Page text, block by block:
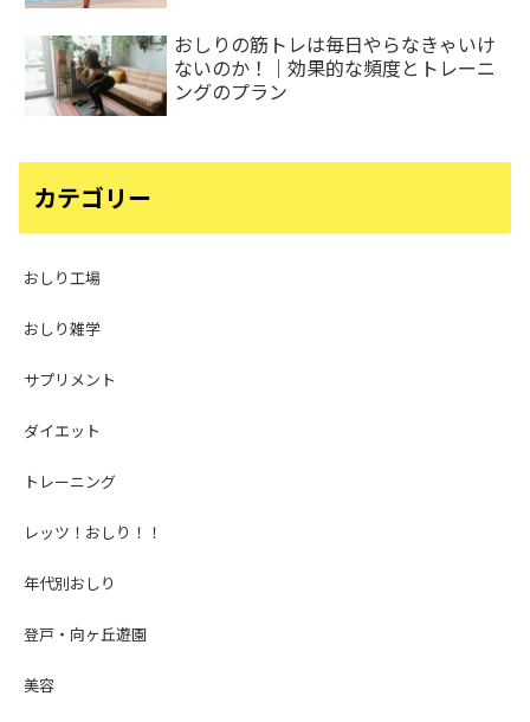
おしりの筋トレは毎日やらなきゃいけ
ないのか！｜効果的な頻度とトレーニ
ングのプラン
カテゴリー
おしり工場
おしり雑学
サプリメント
ダイエット
トレーニング
レッツ！おしり！！
年代別おしり
登戸・向ヶ丘遊園
美容